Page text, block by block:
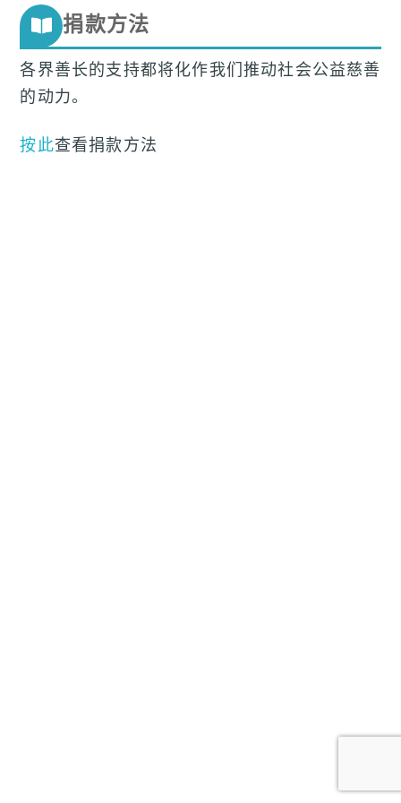
Skip
content
捐款方法
各界善长的支持都将化作我们推动社会公益慈善
的动力。
按此查看捐款方法